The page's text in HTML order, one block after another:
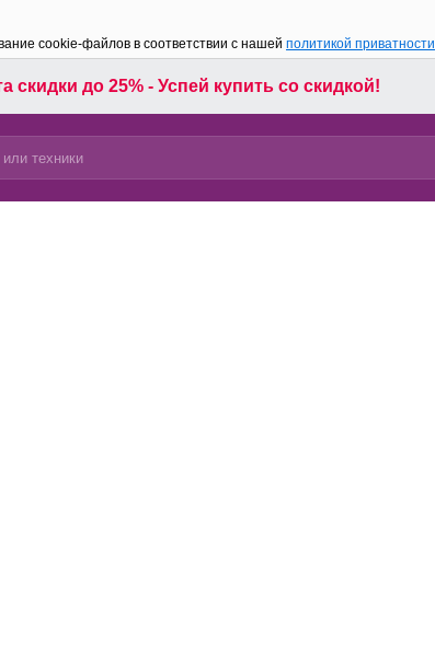
cookie-файлов в соответствии с нашей политикой приватности
скидки до 25% - Успей купить со скидкой!